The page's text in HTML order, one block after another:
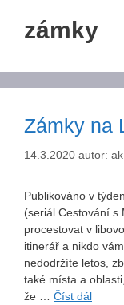
zámky
Zámky na
14.3.2020 autor: ak
Publikováno v
(seriál Cestování
procestovat v
itinerář a nikdo
nedodržíte letos,
také místa a
že … Číst dál